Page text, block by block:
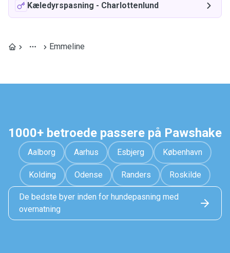
Kæledyrspasning - Charlottenlund
Emmeline
1000+ betroede passere på Pawshake
Aalborg Aarhus Esbjerg København
Kolding Odense Randers Roskilde
De bedste byer inden for hundepasning med
overnatning